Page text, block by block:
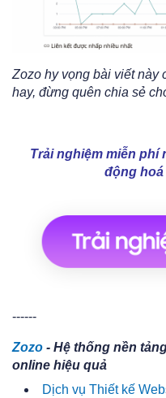
Zozo hy vọng bài viết này
hay, đừng quên chia sẻ
Trải nghiệm miễn phí
động
------
Zozo - Hệ thống nền
online hiệu quả
Dịch vụ Thiết kế